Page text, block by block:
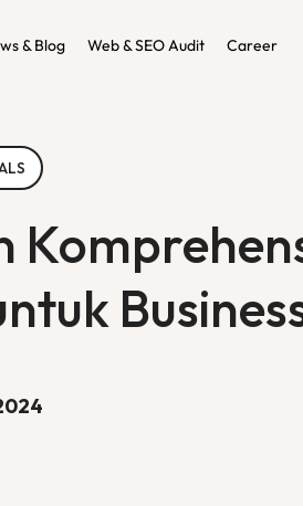
& Blog Web & SEO Audit Career